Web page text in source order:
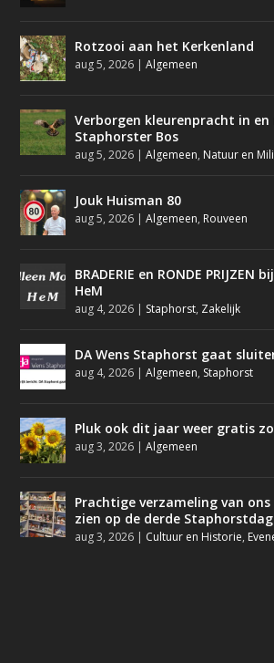
Rotzooi aan het Kerkenland
aug 5, 2026 |Algemeen
Verborgen kleurenpracht in
Staphorster Bos
aug 5, 2026 |Algemeen, Natuur en
Jouk Huisman 80
aug 5, 2026 |Algemeen, Rouveen
BRADERIE en RONDE PRIJZEN
HeM
aug 4, 2026 | Staphorst, Zakelijk
DA Wens Staphorst gaat
aug 4, 2026 |Algemeen, Staphorst
Pluk ook dit jaar weer gratis
aug 3, 2026 |Algemeen
Prachtige verzameling van
zien op de derde Staphorstdag
aug 3, 2026 | Cultuur en Historie,